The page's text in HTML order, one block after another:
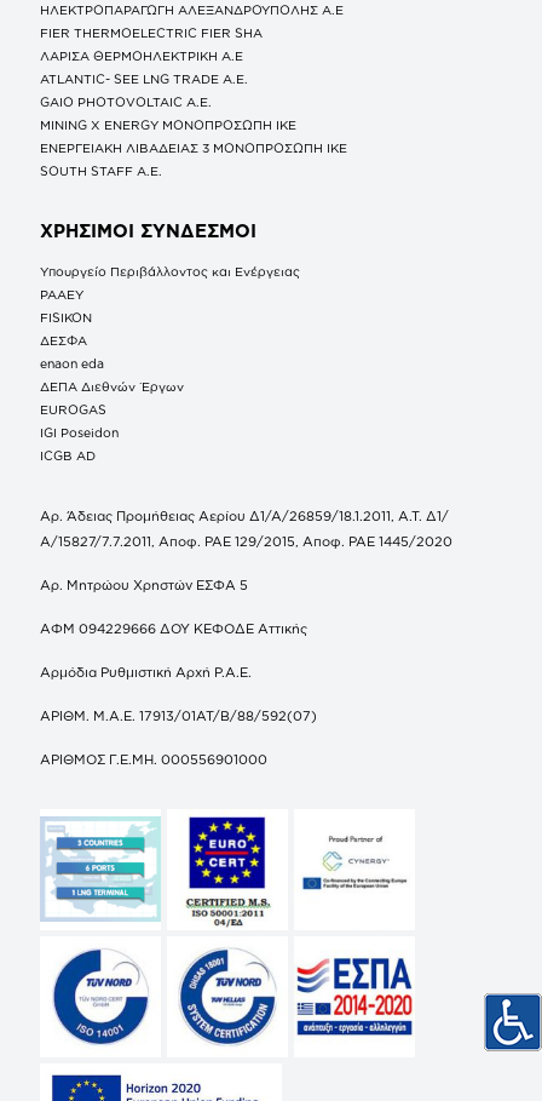
ΗΛΕΚΤΡΟΠΑΡΑΓΩΓΗ ΑΛΕΞΑΝΔΡΟΥΠΟΛΗΣ A.E
FIER THERMOELECTRIC FIER SHA
ΛΑΡΙΣΑ ΘΕΡΜΟΗΛΕΚΤΡΙΚΗ A.E
ATLANTIC- SEE LNG TRADE A.E.
GAIO PHOTOVOLTAIC Α.Ε.
MINING X ENERGY ΜΟΝΟΠΡΟΣΩΠΗ ΙΚΕ
ΕΝΕΡΓΕΙΑΚΗ ΛΙΒΑΔΕΙΑΣ 3 ΜΟΝΟΠΡΟΣΩΠΗ ΙΚΕ
SOUTH STAFF Α.Ε.
ΧΡΗΣΙΜΟΙ ΣΥΝΔΕΣΜΟΙ
Υπουργείο Περιβάλλοντος και Ενέργειας
ΡΑΑΕΥ
FISIKON
ΔΕΣΦΑ
enaon eda
ΔΕΠΑ Διεθνών Έργων
EUROGAS
IGI Poseidon
ICGB AD
Αρ. Άδειας Προμήθειας Αερίου Δ1/Α/26859/18.1.2011, Α.Τ. Δ1/
Α/15827/7.7.2011, Αποφ. ΡΑΕ 129/2015, Αποφ. ΡΑΕ 1445/2020
Αρ. Μητρώου Χρηστών ΕΣΦΑ 5
ΑΦΜ 094229666 ΔΟΥ ΚΕΦΟΔΕ Αττικής
Αρμόδια Ρυθμιστική Αρχή Ρ.Α.Ε.
ΑΡΙΘΜ. Μ.Α.Ε. 17913/01ΑΤ/Β/88/592(07)
ΑΡΙΘΜΟΣ Γ.Ε.ΜΗ. 000556901000